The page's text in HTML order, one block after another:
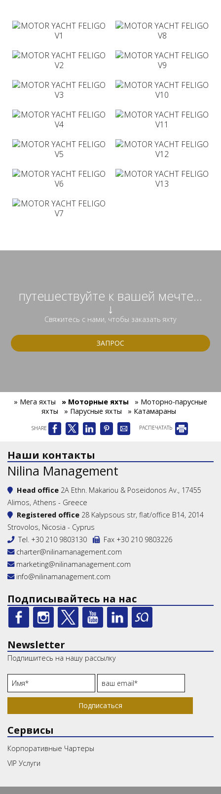
путешествуйте к вашей мечте...
↓
Свяжитесь с нами, чтобы заказать яхту
ЗАПРОС
» Мега яхты » Моторные яхты
» Моторно-парусные
яхты
» Парусные яхты » Катамараны
SHARE РАСПЕЧАТАТЬ
Наши контакты
Nilina Management
Head office 2A Ethn. Makariou & Poseidonos Av., 17455
Alimos, Athens - Greece
Registered office 28 Kalypsous str, flat/office B14, 2014
Strovolos, Nicosia - Cyprus
Tel. +30 210 9803130
Fax +30 210 9803226
charter@nilinamanagement.com
marketing@nilinamanagement.com
info@nilinamanagement.com
Подписывайтесь на нас
Newsletter
Подпишитесь на нашу рассылку
Подписаться
Сервисы
Корпоративные Чартеры
VIP Услуги